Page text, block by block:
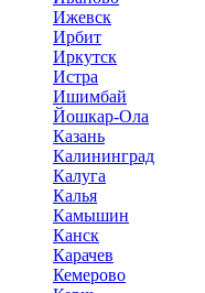
Ижевск
Ирбит
Иркутск
Истра
Ишимбай
Йошкар-Ола
Казань
Калининград
Калуга
Калья
Камышин
Канск
Карачев
Кемерово